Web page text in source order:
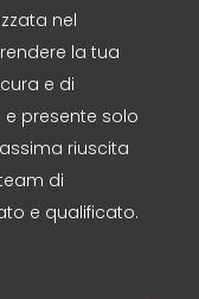
nel
la tua
e di
e presente solo
riuscita
team di
e qualificato.